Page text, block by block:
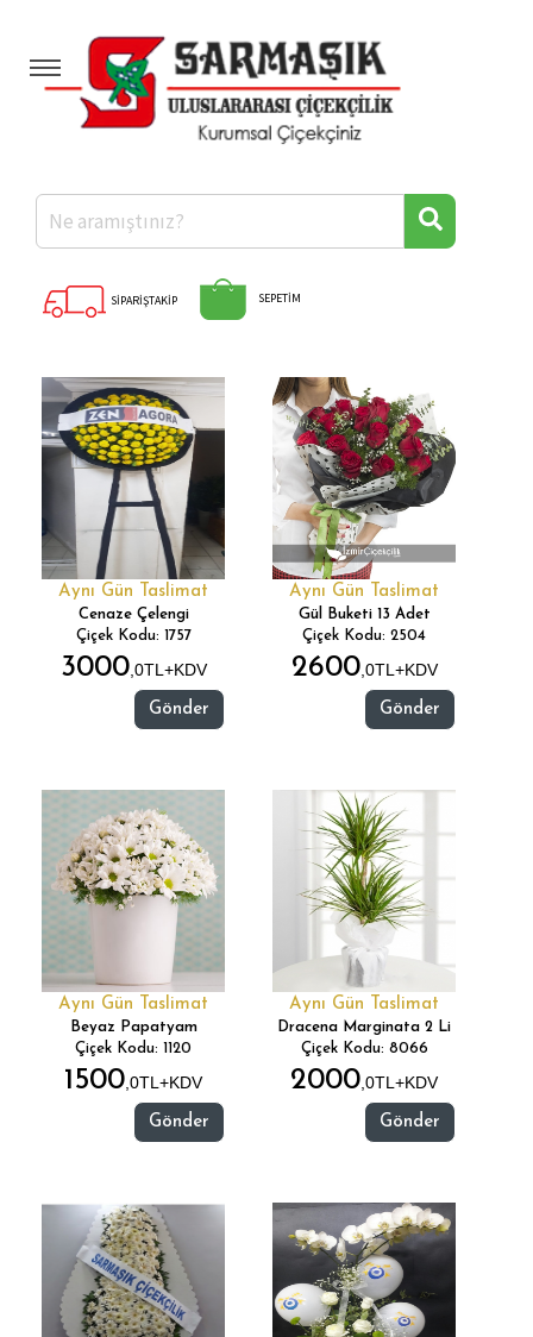
Kategoriler
Hakkımızda
Diğer İllere Çiçek
İletişim SİPARİŞTAKİP SEPETİM
Aynı Gün Taslimat
Cenaze Çelengi
Çiçek Kodu: 1757
3000,0TL+KDV
Gönder
Aynı Gün Taslimat
Gül Buketi 13 Adet
Çiçek Kodu: 2504
2600,0TL+KDV
Gönder
Aynı Gün Taslimat
Beyaz Papatyam
Çiçek Kodu: 1120
1500,0TL+KDV
Gönder
Aynı Gün Taslimat
Dracena Marginata 2 Li
Çiçek Kodu: 8066
2000,0TL+KDV
Gönder